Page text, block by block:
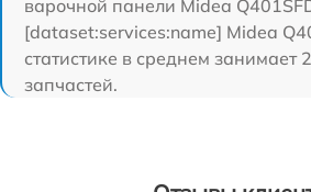
варочной панели Midea
[dataset:services:name] Midea
статистике в среднем занимает
запчастей.